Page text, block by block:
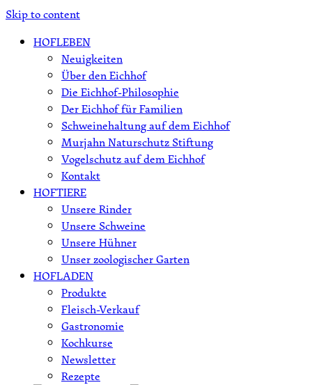
Skip to content
HOFLEBEN
Neuigkeiten
Über den Eichhof
Die Eichhof-Philosophie
Der Eichhof für Familien
Schweinehaltung auf dem Eichhof
Murjahn Naturschutz Stiftung
Vogelschutz auf dem Eichhof
Kontakt
HOFTIERE
Unsere Rinder
Unsere Schweine
Unsere Hühner
Unser zoologischer Garten
HOFLADEN
Produkte
Fleisch-Verkauf
Gastronomie
Kochkurse
Newsletter
Rezepte